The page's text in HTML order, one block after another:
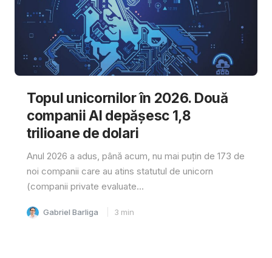
Topul unicornilor în 2026. Două
companii AI depășesc 1,8
trilioane de dolari
Anul 2026 a adus, până acum, nu mai puțin de 173 de
noi companii care au atins statutul de unicorn
(companii private evaluate...
Gabriel Barliga 3 min